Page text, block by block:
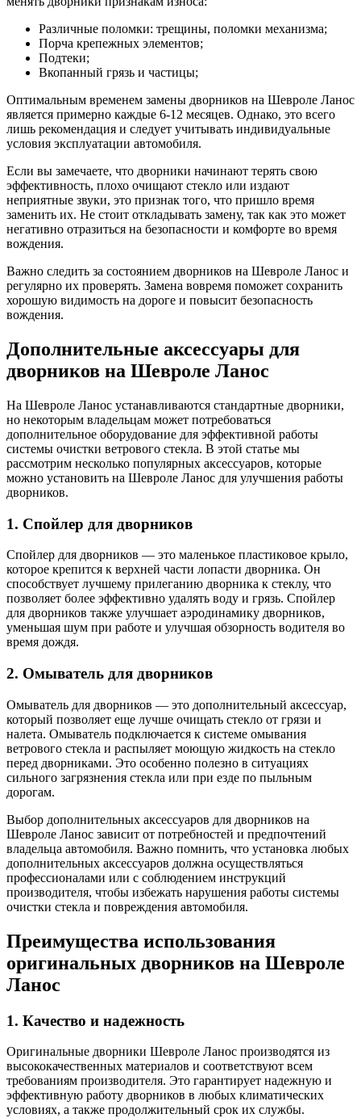
Различные поломки: трещины, поломки механизма;
Порча крепежных элементов;
Подтеки;
Вкопанный грязь и частицы;
Оптимальным временем замены дворников на Шевроле Ланос
является примерно каждые 6-12 месяцев. Однако, это всего
лишь рекомендация и следует учитывать индивидуальные
условия эксплуатации автомобиля.
Если вы замечаете, что дворники начинают терять свою
эффективность, плохо очищают стекло или издают
неприятные звуки, это признак того, что пришло время
заменить их. Не стоит откладывать замену, так как это может
негативно отразиться на безопасности и комфорте во время
вождения.
Важно следить за состоянием дворников на Шевроле Ланос и
регулярно их проверять. Замена вовремя поможет сохранить
хорошую видимость на дороге и повысит безопасность
вождения.
Дополнительные аксессуары для
дворников на Шевроле Ланос
На Шевроле Ланос устанавливаются стандартные дворники,
но некоторым владельцам может потребоваться
дополнительное оборудование для эффективной работы
системы очистки ветрового стекла. В этой статье мы
рассмотрим несколько популярных аксессуаров, которые
можно установить на Шевроле Ланос для улучшения работы
дворников.
1. Спойлер для дворников
Спойлер для дворников — это маленькое пластиковое крыло,
которое крепится к верхней части лопасти дворника. Он
способствует лучшему прилеганию дворника к стеклу, что
позволяет более эффективно удалять воду и грязь. Спойлер
для дворников также улучшает аэродинамику дворников,
уменьшая шум при работе и улучшая обзорность водителя во
время дождя.
2. Омыватель для дворников
Омыватель для дворников — это дополнительный аксессуар,
который позволяет еще лучше очищать стекло от грязи и
налета. Омыватель подключается к системе омывания
ветрового стекла и распыляет моющую жидкость на стекло
перед дворниками. Это особенно полезно в ситуациях
сильного загрязнения стекла или при езде по пыльным
дорогам.
Выбор дополнительных аксессуаров для дворников на
Шевроле Ланос зависит от потребностей и предпочтений
владельца автомобиля. Важно помнить, что установка любых
дополнительных аксессуаров должна осуществляться
профессионалами или с соблюдением инструкций
производителя, чтобы избежать нарушения работы системы
очистки стекла и повреждения автомобиля.
Преимущества использования
оригинальных дворников на Шевроле
Ланос
1. Качество и надежность
Оригинальные дворники Шевроле Ланос производятся из
высококачественных материалов и соответствуют всем
требованиям производителя. Это гарантирует надежную и
эффективную работу дворников в любых климатических
условиях, а также продолжительный срок их службы.